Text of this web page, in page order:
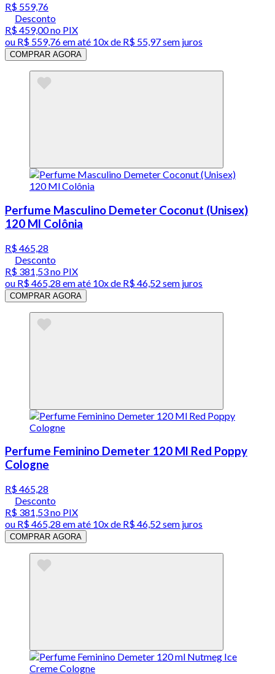
R$ 559,76
Desconto
R$ 459,00no PIX
ou R$ 559,76em até 10x de R$ 55,97 sem juros
COMPRAR AGORA
Perfume Masculino Demeter Coconut (Unisex)
120 Ml Colônia
R$ 465,28
Desconto
R$ 381,53no PIX
ou R$ 465,28 em até 10x de R$ 46,52 sem juros
COMPRAR AGORA
Perfume Feminino Demeter 120 Ml Red Poppy
Cologne
R$ 465,28
Desconto
R$ 381,53no PIX
ou R$ 465,28 em até 10x de R$ 46,52 sem juros
COMPRAR AGORA